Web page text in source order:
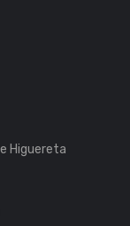
Higuereta